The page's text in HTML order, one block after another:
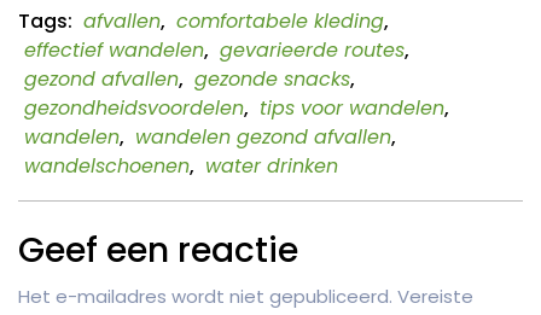
Tags: afvallen, comfortabele kleding,
effectief wandelen, gevarieerde routes,
gezond afvallen, gezonde snacks,
gezondheidsvoordelen, tips voor wandelen,
wandelen, wandelen gezond afvallen,
wandelschoenen, water drinken
Geef een reactie
Het e-mailadres wordt niet gepubliceerd. Vereiste